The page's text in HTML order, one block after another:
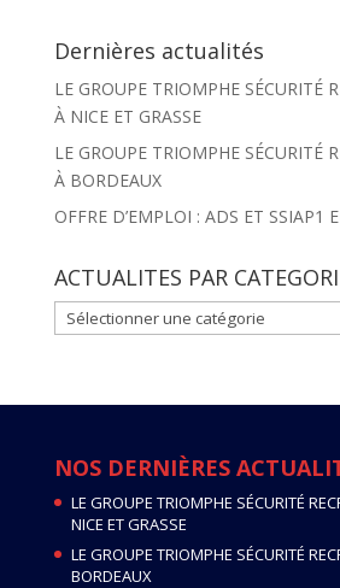
Dernières actualités
LE GROUPE TRIOMPHE SÉCURITÉ
À NICE ET GRASSE
LE GROUPE TRIOMPHE SÉCURITÉ
À BORDEAUX
OFFRE D’EMPLOI : ADS ET SSIAP1
ACTUALITES PAR
ACTUALITES
PAR
NOS DERNIÈRES
LE GROUPE TRIOMPHE SÉCURITÉ
NICE ET GRASSE
LE GROUPE TRIOMPHE SÉCURITÉ
BORDEAUX